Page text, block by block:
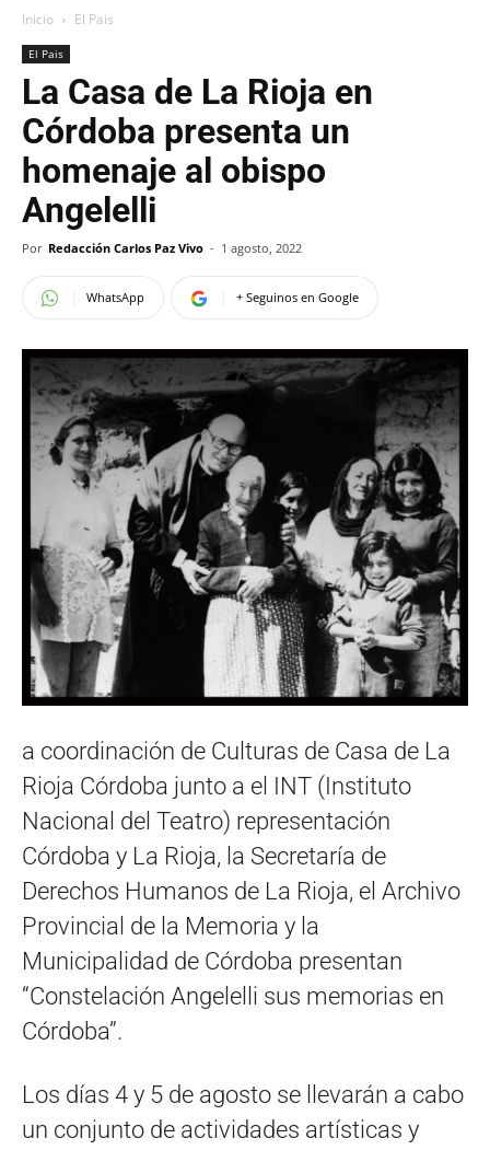
Inicio El Pais
El Pais
La Casa de La Rioja en
Córdoba presenta un
homenaje al obispo
Angelelli
Por Redacción Carlos Paz Vivo - 1 agosto, 2022
WhatsApp + Seguinos en Google
a coordinación de Culturas de Casa de La
Rioja Córdoba junto a el INT (Instituto
Nacional del Teatro) representación
Córdoba y La Rioja, la Secretaría de
Derechos Humanos de La Rioja, el Archivo
Provincial de la Memoria y la
Municipalidad de Córdoba presentan
“Constelación Angelelli sus memorias en
Córdoba”.
Los días 4 y 5 de agosto se llevarán a cabo
un conjunto de actividades artísticas y